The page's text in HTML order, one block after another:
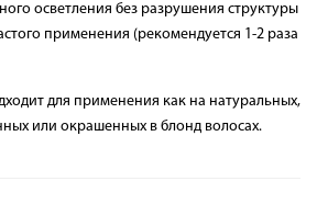
осветления без разрушения структуры
применения (рекомендуется 1-2 раза
для применения как на натуральных,
или окрашенных в блонд волосах.